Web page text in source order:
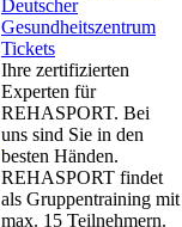
Tickets
Ihre zertifizierten
Experten für
REHASPORT. Bei
uns sind Sie in den
besten Händen.
REHASPORT findet
als Gruppentraining mit
max. 15 Teilnehmern.